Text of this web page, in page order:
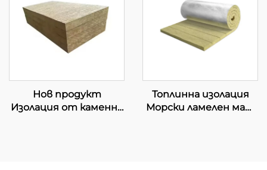
Произведена в
Малайзия
каменновълнена
плоча за морско
кораби
Нов продукт
Изолация от каменна
Топлинна изолация
Морски ламелен мат